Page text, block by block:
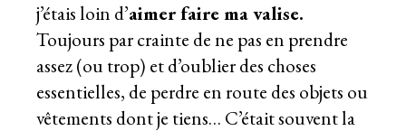
j’étais loin d’aimer faire ma valise.
Toujours par crainte de ne pas en prendre
assez (ou trop) et d’oublier des choses
essentielles, de perdre en route des objets ou
vêtements dont je tiens… C’était souvent la